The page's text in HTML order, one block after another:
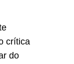
crítica
do